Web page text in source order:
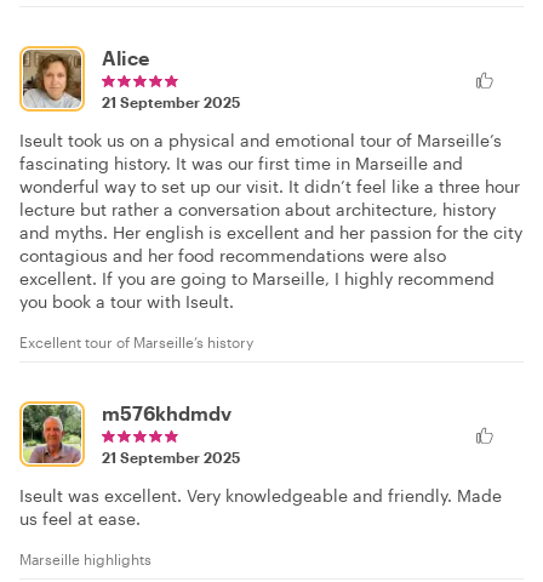
Alice
21 September 2025
Iseult took us on a physical and emotional tour of Marseille’s
fascinating history. It was our first time in Marseille and
wonderful way to set up our visit. It didn’t feel like a three hour
lecture but rather a conversation about architecture, history
and myths. Her english is excellent and her passion for the city
contagious and her food recommendations were also
excellent. If you are going to Marseille, I highly recommend
you book a tour with Iseult.
Excellent tour of Marseille’s history
m576khdmdv
21 September 2025
Iseult was excellent. Very knowledgeable and friendly. Made
us feel at ease.
Marseille highlights